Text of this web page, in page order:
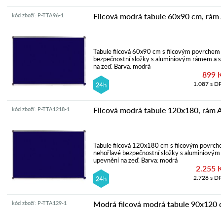
kód zboží: P-TTA96-1 Filcová modrá tabule 60x90 cm, rám
Tabule filcová 60x90 cm s filcovým
bezpečnostní složky s aluminiovým rámem a
na zeď. Barva: modrá
899
1.087 s
kód zboží: P-TTA1218-1 Filcová modrá tabule 120x180, rám
Tabule filcová 120x180 cm s filcovým
nehořlavé bezpečnostní složky s
upevnění na zeď. Barva: modrá
2.255
2.728 s
kód zboží: P-TTA129-1 Modrá filcová modrá tabule 90x120